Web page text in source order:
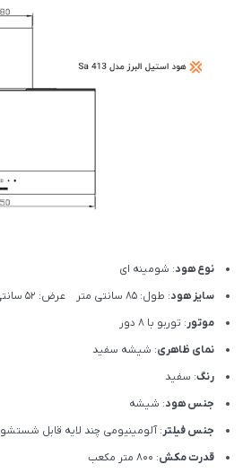
نوع هود: شومینه ای
سایز هود: طول: 85 سانتی متر عرض: 52 سانتی متر
موتور: توربو با 8 دور
نمای ظاهری: شیشه سفید
رنگ: سفید
جنس هود: شیشه
جنس فیلتر: آلومینیومی چند لایه قابل شستشو
قدرت مکش: 800 متر مکعب